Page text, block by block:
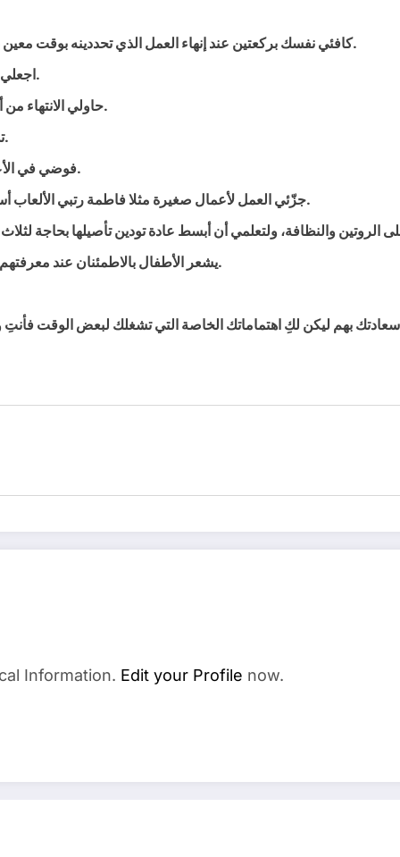
كافئي نفسك بركعتين عند إنهاء العمل الذي تحددينه بوقت معين بصلاة الضحى وبكوب قهوة مثلا أثناء الحديث مع الوالدة بالهاتف.
اجعلي لكل شيء مكان واضح ومعروف للجميع وضعي كل شي مكانه.
حاولي الانتهاء من أعمالك مبكرا والحصول على قيلولة فهي زاد ومعين لبقية اليوم.
تذكري أن إنجاز العمل أولا بأول يجنبك الفوضى والتراكم والتعب.
فوضي في الأعمال المتكررة لتعلمي أطفالك ولتتجنبي التعب الذي لاداعي له.
جزّئي العمل لأعمال صغيرة مثلا فاطمة رتبي الألعاب أسماء ، اكنسي الغرفة وهكذا….ولا تنسي الثواب والمديح المباشر.
يشعر الأطفال بالاطمئنان عند معرفتهم القاعدة وعند التنظيم نأكل في وقت محدد ننام في وقت محدد.
بهم ليكن لكِ اهتماماتك الخاصة التي تشغلك لبعض الوقت فأنتِ
Information. Edit your Profile now.